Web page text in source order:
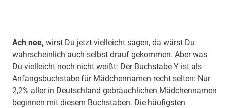
Ach nee, wirst Du jetzt vielleicht sagen, da wärst Du
wahrscheinlich auch selbst drauf gekommen. Aber was
Du vielleicht noch nicht weißt: Der Buchstabe Y ist als
Anfangsbuchstabe für Mädchennamen recht selten: Nur
2,2% aller in Deutschland gebräuchlichen Mädchennamen
beginnen mit diesem Buchstaben. Die häufigsten